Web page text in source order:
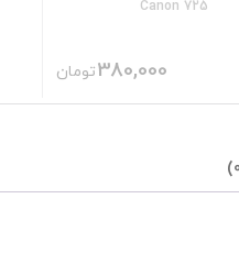
Canon 725
380,000تومان